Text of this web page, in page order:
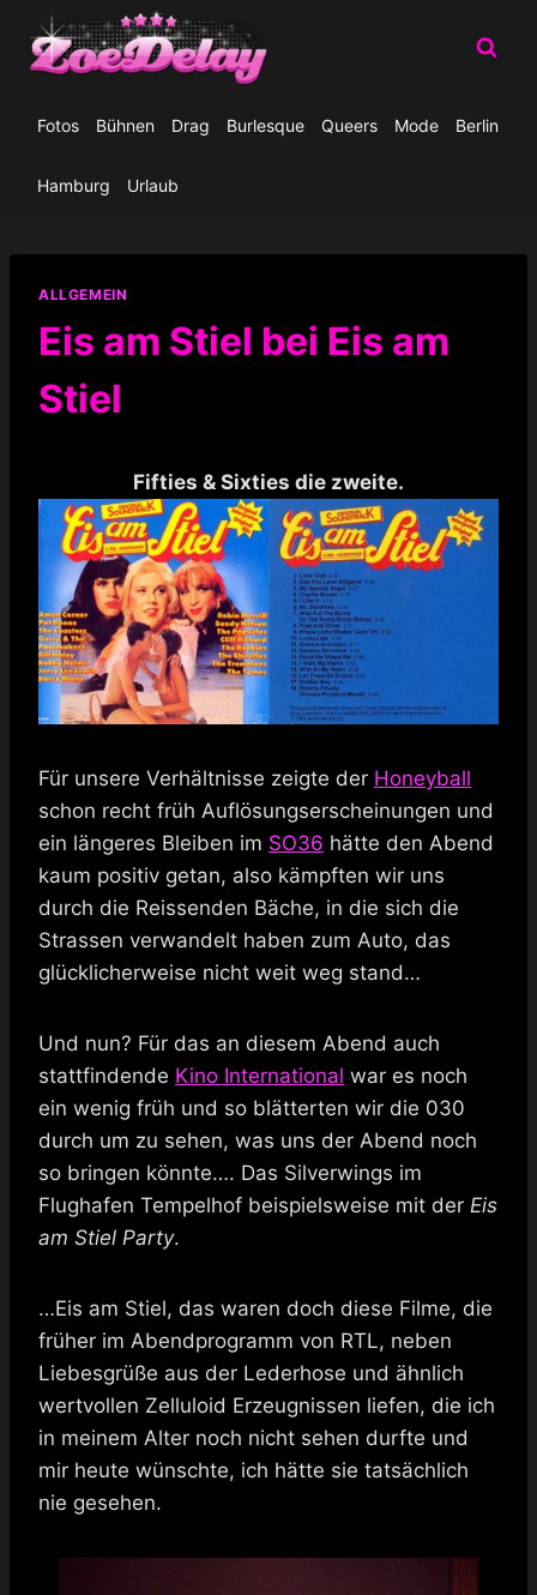
Inhalt
springen
Fotos Bühnen Drag Burlesque Queers Mode Berlin
Hamburg Urlaub
ALLGEMEIN
Eis am Stiel bei Eis am
Stiel
Fifties & Sixties die zweite.
Für unsere Verhältnisse zeigte der Honeyball
schon recht früh Auflösungserscheinungen und
ein längeres Bleiben im SO36 hätte den Abend
kaum positiv getan, also kämpften wir uns
durch die Reissenden Bäche, in die sich die
Strassen verwandelt haben zum Auto, das
glücklicherweise nicht weit weg stand…
Und nun? Für das an diesem Abend auch
stattfindende Kino International war es noch
ein wenig früh und so blätterten wir die 030
durch um zu sehen, was uns der Abend noch
so bringen könnte…. Das Silverwings im
Flughafen Tempelhof beispielsweise mit der Eis
am Stiel Party.
…Eis am Stiel, das waren doch diese Filme, die
früher im Abendprogramm von RTL, neben
Liebesgrüße aus der Lederhose und ähnlich
wertvollen Zelluloid Erzeugnissen liefen, die ich
in meinem Alter noch nicht sehen durfte und
mir heute wünschte, ich hätte sie tatsächlich
nie gesehen.